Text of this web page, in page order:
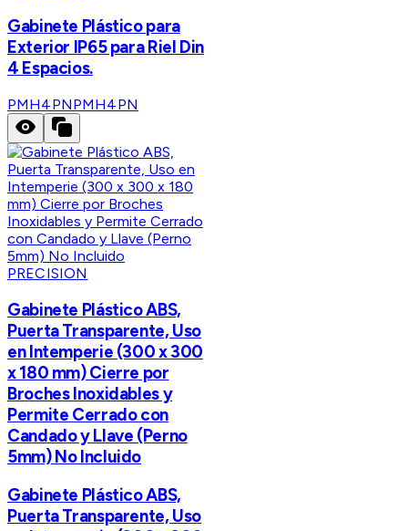
Gabinete Plástico para
Exterior IP65 para Riel Din
4 Espacios.
PMH4PNPMH4PN
PRECISION
Gabinete Plástico ABS,
Puerta Transparente, Uso
en Intemperie (300 x 300
x 180 mm) Cierre por
Broches Inoxidables y
Permite Cerrado con
Candado y Llave (Perno
5mm) No Incluido
Gabinete Plástico ABS,
Puerta Transparente, Uso